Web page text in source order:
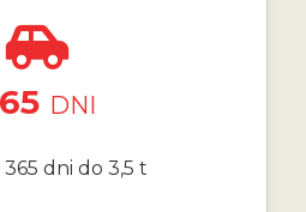
DNI
dni do 3,5 t